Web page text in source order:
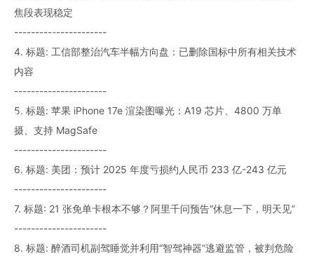
焦段表现稳定
----------------------
4. 标题: 工信部整治汽车半幅方向盘：已删除国标中所有相关技术
内容
----------------------
5. 标题: 苹果 iPhone 17e 渲染图曝光：A19 芯片、4800 万单
摄、支持 MagSafe
----------------------
6. 标题: 美团：预计 2025 年度亏损约人民币 233 亿-243 亿元
----------------------
7. 标题: 21 张免单卡根本不够？阿里千问预告“休息一下，明天见”
----------------------
8. 标题: 醉酒司机副驾睡觉并利用“智驾神器”逃避监管，被判危险